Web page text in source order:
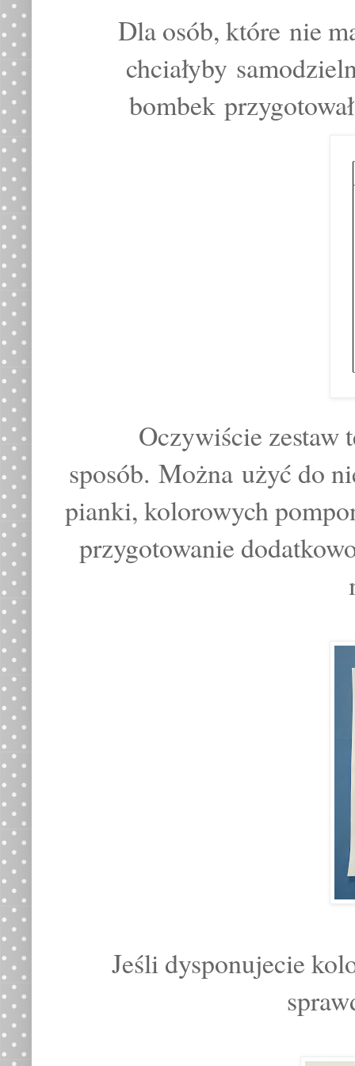
Dla osób, które nie
chciałyby
bombek
Oczywiście zestaw
sposób. Można użyć do
pianki, kolorowych
przygotowanie
Jeśli dysponujecie